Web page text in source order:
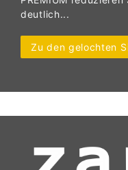
deutlich...
Zu den gelochten